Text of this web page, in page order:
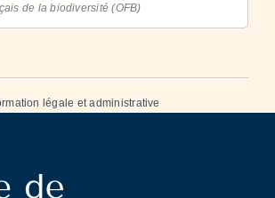
de la biodiversité (OFB)
légale et administrative